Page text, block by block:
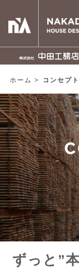
ホーム コンセプト
ずっと”